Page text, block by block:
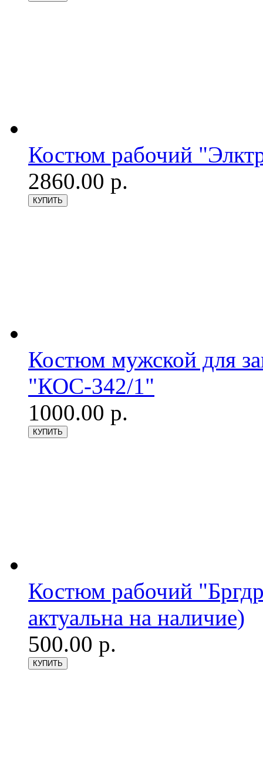
Костюм рабочий
2860.00 р.
Костюм мужской для
"КОС-342/1"
1000.00 р.
Костюм рабочий
актуальна на наличие)
500.00 р.